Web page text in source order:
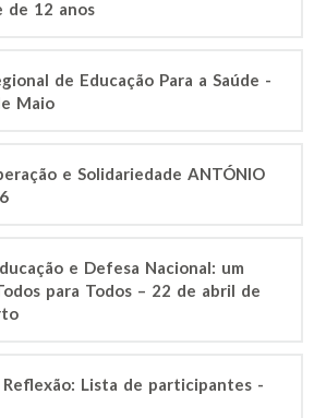
de 12 anos
de Educação Para a Saúde -
Maio
e Solidariedade ANTÓNIO
e Defesa Nacional: um
para Todos – 22 de abril de
Reflexão: Lista de participantes -